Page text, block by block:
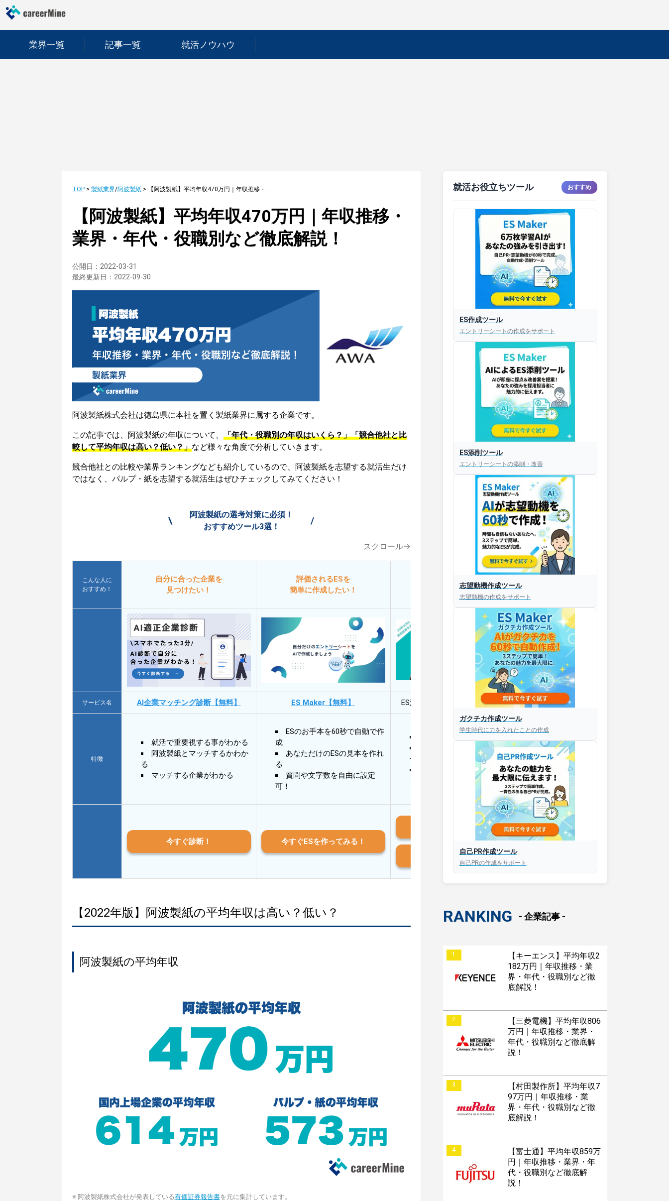
業界一覧 記事一覧 就活ノウハウ
TOP> 製紙業界/阿波製紙> 【阿波製紙】平均年収470万円｜年収推移・業界・年代・役職別など徹底解説！
【阿波製紙】平均年収470万円｜年収推移・
業界・年代・役職別など徹底解説！
公開日： 2022-03-31
最終更新日： 2022-09-30
阿波製紙株式会社は徳島県に本社を置く製紙業界に属する企業です。
この記事では、阿波製紙の年収について、 「年代・役職別の年収はいくら？」「競合他社と比
較して平均年収は高い？低い？」など様々な角度で分析していきます。
競合他社との比較や業界ランキングなども紹介しているので、阿波製紙を志望する就活生だけ
ではなく、パルプ・紙を志望する就活生はぜひチェックしてみてください！
\
阿波製紙の選考対策に必須！
おすすめツール3選！
/
スクロール→
こんな人に
おすすめ！
自分に合った企業を
見つけたい！
評価されるESを
簡単に作成したい！
添削してほしい！
サービス名 AI企業マッチング診断【無料】 ES Maker【無料】 ES添削・面接対策アプリ【無料】
特徴
就活で重要視する事がわかる
阿波製紙とマッチするかわか
る
マッチする企業がわかる
ESのお手本を60秒で自動で作
成
あなただけのESの見本を作れ
る
質問や文字数を自由に設定
可！
30秒以内にあなたのESを添削
30秒以内にあなただけのESを
作成
AIと対話して面接練習ができ
今すぐ診断！ 今すぐESを作ってみる！
iOS版はこちら
Android版はこちら
【2022年版】阿波製紙の平均年収は高い？低い？
阿波製紙の平均年収
※ 阿波製紙株式会社が発表している有価証券報告書を元に集計しています。
就活お役立ちツール おすすめ
ES作成ツール
エントリーシートの作成をサポート
ES添削ツール
エントリーシートの添削・改善
志望動機作成ツール
志望動機の作成をサポート
ガクチカ作成ツール
学生時代に力を入れたことの作成
自己PR作成ツール
自己PRの作成をサポート
RANKING - 企業記事 -
1
【キーエンス】平均年収2
182万円｜年収推移・業
界・年代・役職別など徹
底解説！
2
【三菱電機】平均年収806
万円｜年収推移・業界・
年代・役職別など徹底解
説！
3
【村田製作所】平均年収7
97万円｜年収推移・業
界・年代・役職別など徹
底解説！
4
【富士通】平均年収859万
円｜年収推移・業界・年
代・役職別など徹底解
説！